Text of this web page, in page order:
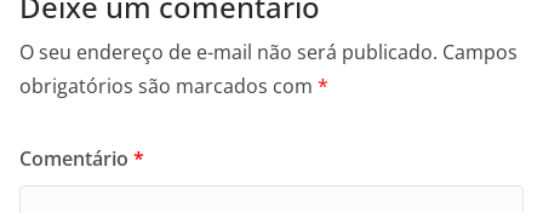
O seu endereço de e-mail não será publicado. Campos
obrigatórios são marcados com *
Comentário *